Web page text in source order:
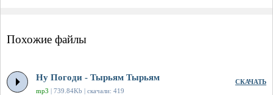
Похожие файлы
Ну Погоди - Тырьям Тырьям
mp3 | 739.84Kb | скачали: 419
СКАЧАТЬ